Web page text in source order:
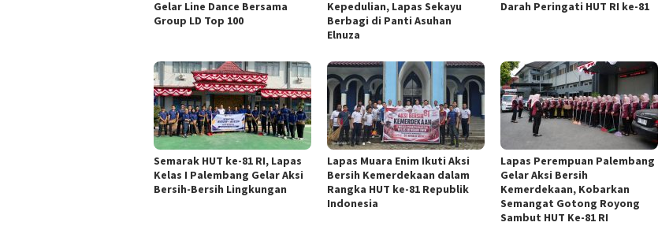
Gelar Line Dance Bersama
Group LD Top 100
Kepedulian, Lapas Sekayu
Berbagi di Panti Asuhan
Elnuza
Darah Peringati HUT RI ke-81
Semarak HUT ke-81 RI, Lapas
Kelas I Palembang Gelar Aksi
Bersih-Bersih Lingkungan
Lapas Muara Enim Ikuti Aksi
Bersih Kemerdekaan dalam
Rangka HUT ke-81 Republik
Indonesia
Lapas Perempuan Palembang
Gelar Aksi Bersih
Kemerdekaan, Kobarkan
Semangat Gotong Royong
Sambut HUT Ke-81 RI